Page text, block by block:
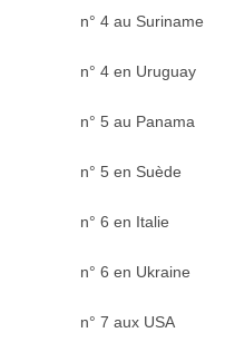
n° 4 au Suriname
n° 4 en Uruguay
n° 5 au Panama
n° 5 en Suède
n° 6 en Italie
n° 6 en Ukraine
n° 7 aux USA